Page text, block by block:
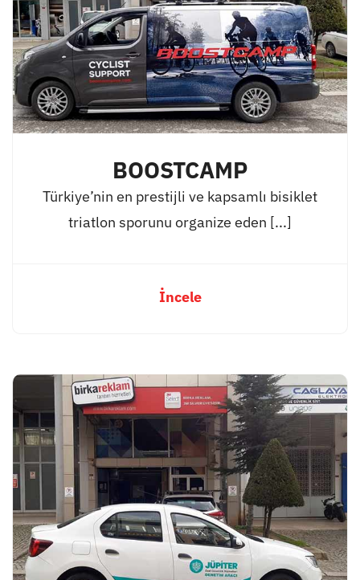
BOOSTCAMP
Türkiye’nin en prestijli ve kapsamlı bisiklet
triatlon sporunu organize eden [...]
İncele